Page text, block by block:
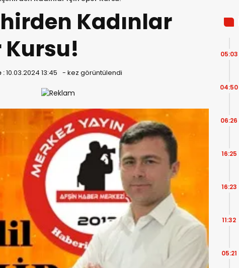
Kadınlar
Kursu!
:10.03.2024 13:45 - kez görüntülendi
05:03
04:50
06:26
16:25
16:23
11:32
05:21